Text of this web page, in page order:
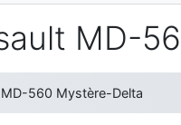
MD-
560 Mystère-Delta